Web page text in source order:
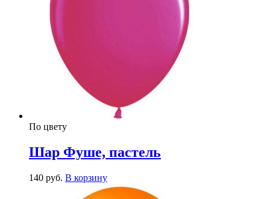
По цвету
Шар Фуше, пастель
140 руб. В корзину